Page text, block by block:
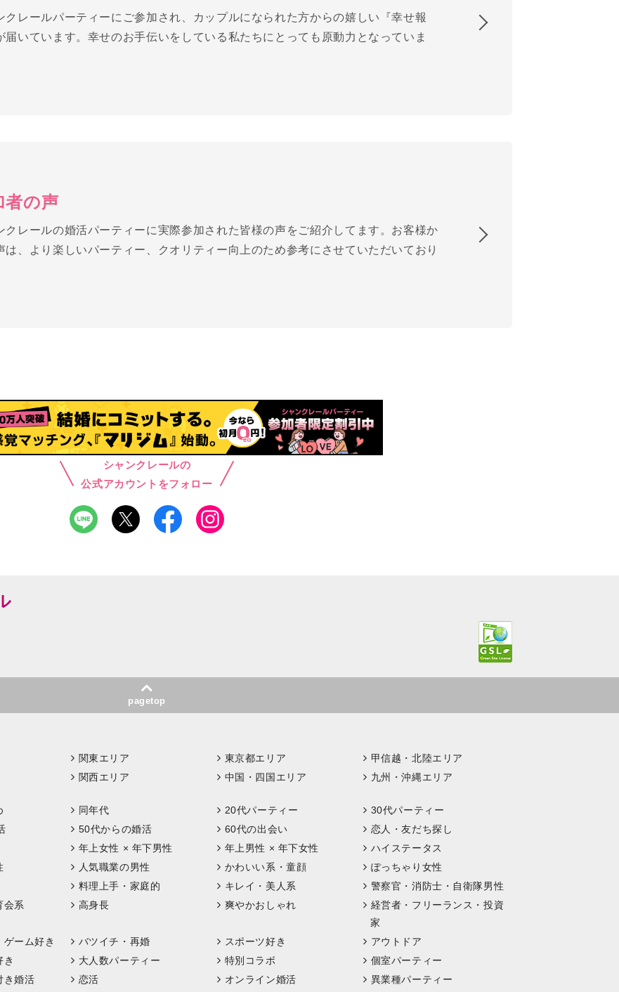
クレールパーティーにご参加され、カップルになられた方からの嬉しい『幸せ報
届いています。幸せのお手伝いをしている私たちにとっても原動力となっていま
者の声
クレールの婚活パーティーに実際参加された皆様の声をご紹介してます。お客様か
は、より楽しいパーティー、クオリティー向上のため参考にさせていただいており
シャンクレールの
公式アカウントをフォロー
pagetop
関東エリア 東京都エリア
甲信越・北陸エリア
関西エリア 中国・四国エリア 九州・沖縄エリア
同年代 20代パーティー
30代パーティー
50代からの婚活 60代の出会い
恋人・友だち探し
年上女性 × 年下男性 年上男性 × 年下女性
ハイステータス
人気職業の男性 かわいい系・童顔
ぽっちゃり女性
料理上手・家庭的 キレイ・美人系
警察官・消防士・自衛隊男性
会系
高身長 爽やかおしゃれ
経営者・フリーランス・投資
家
ゲーム好き
バツイチ・再婚 スポーツ好き
アウトドア
き
大人数パーティー 特別コラボ
個室パーティー
き婚活
恋活 オンライン婚活 異業種パーティー